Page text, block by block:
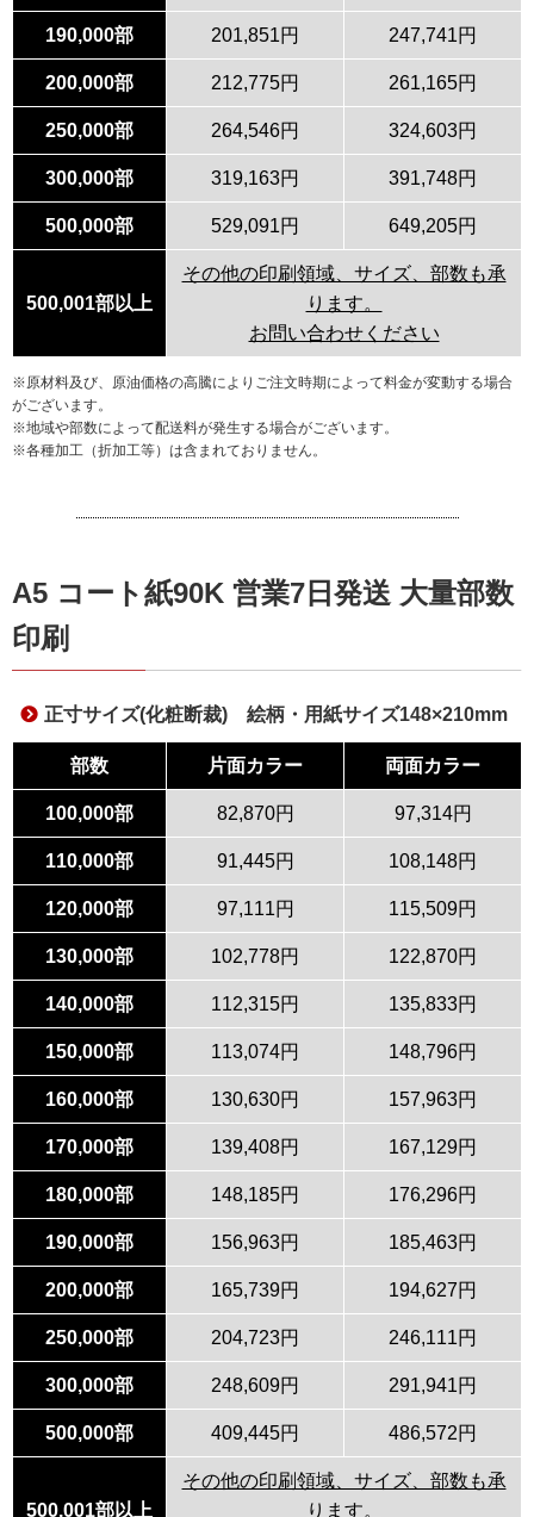
190,000部 201,851円 247,741円
200,000部 212,775円 261,165円
250,000部 264,546円 324,603円
300,000部 319,163円 391,748円
500,000部 529,091円 649,205円
500,001部以上
その他の印刷領域、サイズ、部数も承
ります。
お問い合わせください
※原材料及び、原油価格の高騰によりご注文時期によって料金が変動する場合
がございます。
※地域や部数によって配送料が発生する場合がございます。
※各種加工（折加工等）は含まれておりません。
A5 コート紙90K 営業7日発送 大量部数
印刷
正寸サイズ(化粧断裁) 絵柄・用紙サイズ148×210mm
部数 片面カラー 両面カラー
100,000部 82,870円 97,314円
110,000部 91,445円 108,148円
120,000部 97,111円 115,509円
130,000部 102,778円 122,870円
140,000部 112,315円 135,833円
150,000部 113,074円 148,796円
160,000部 130,630円 157,963円
170,000部 139,408円 167,129円
180,000部 148,185円 176,296円
190,000部 156,963円 185,463円
200,000部 165,739円 194,627円
250,000部 204,723円 246,111円
300,000部 248,609円 291,941円
500,000部 409,445円 486,572円
500,001部以上
その他の印刷領域、サイズ、部数も承
ります。